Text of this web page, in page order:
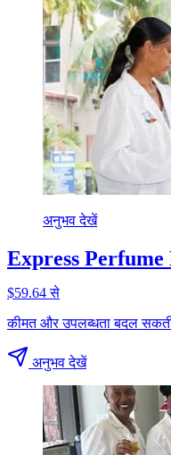
अनुभव देखें
Express
$59.64 से
कीमत और उपलब्धता बदल
अनुभव देखें